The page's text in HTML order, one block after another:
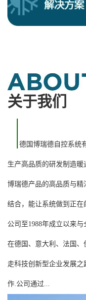
关于我们
德国博瑞德自控系统有
生产高品质的研发制造
博瑞德产品的高品质与
结合，能让系统做到正在
公司至1988年成立以来
在德国、意大利、法国
走科技创新型企业发展
作.公司通过...